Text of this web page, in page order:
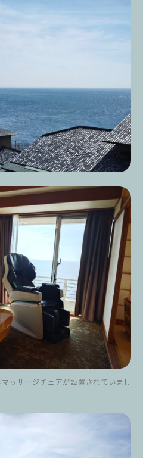
ッサージチェアが設置されていまし